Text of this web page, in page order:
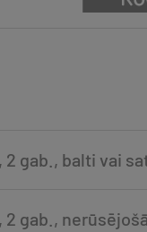
gab., balti vai
gab.,